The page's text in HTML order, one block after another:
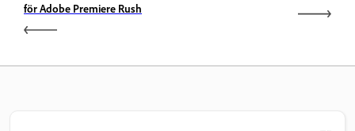
för Adobe Premiere Rush